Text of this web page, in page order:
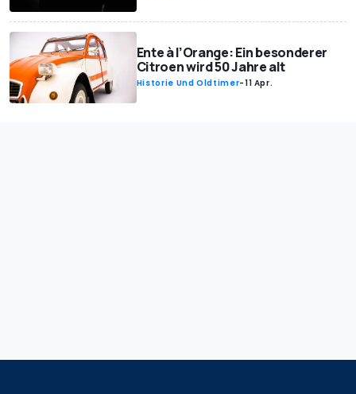
Ente à l’Orange: Ein besonderer
Citroen wird 50 Jahre alt
Historie Und Oldtimer-11 Apr.